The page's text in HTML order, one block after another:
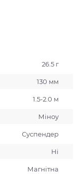
26.5 г
130 мм
1.5-2.0 м
Мiноу
Суспендер
Нi
Магнiтна